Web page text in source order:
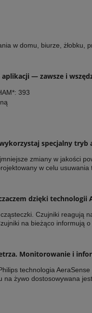
w domu, biurze, żłobku,
— zawsze i
393
specjalny tryb
zmiany w jakości
w celu
dzięki technologii
Czujniki reagują
na bieżąco informują
Monitorowanie i
technologia
na żywo dostosowywana